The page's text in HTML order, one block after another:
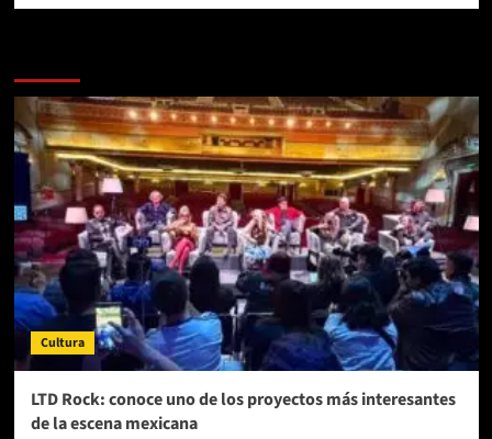
Cultura
LTD Rock: conoce uno de los proyectos más interesantes
de la escena mexicana